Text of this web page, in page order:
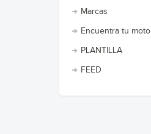
Marcas
Encuentra tu moto
PLANTILLA
FEED